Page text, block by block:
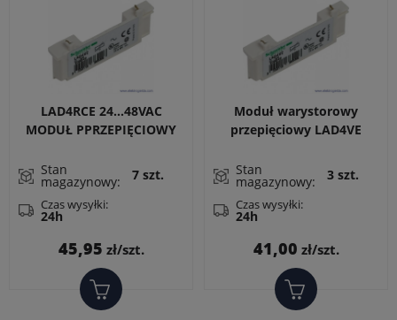
LAD4RCE 24...48VAC
MODUŁ PPRZEPIĘCIOWY
Stan
magazynowy: 7 szt.
Czas wysyłki:
24h
Cena
45,95 zł/szt.
Moduł warystorowy
przepięciowy LAD4VE
Stan
magazynowy: 3 szt.
Czas wysyłki:
24h
41,00 zł/szt.